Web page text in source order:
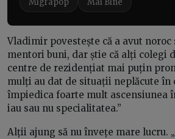
Migrapop
Mai Bine
Vladimir povestește că a avut noroc
mentori buni, dar știe că alți colegi
centre de rezidențiat mai puțin
mulți au dat de situații neplăcute în
împiedica foarte mult ascensiunea
iau sau nu specialitatea.”
Alții ajung să nu învețe mare lucru.